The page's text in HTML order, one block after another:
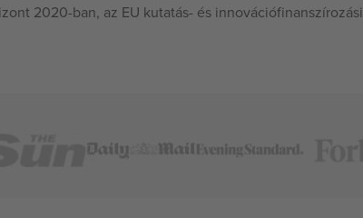
2020-ban, az EU kutatás- és innovációfinanszírozási